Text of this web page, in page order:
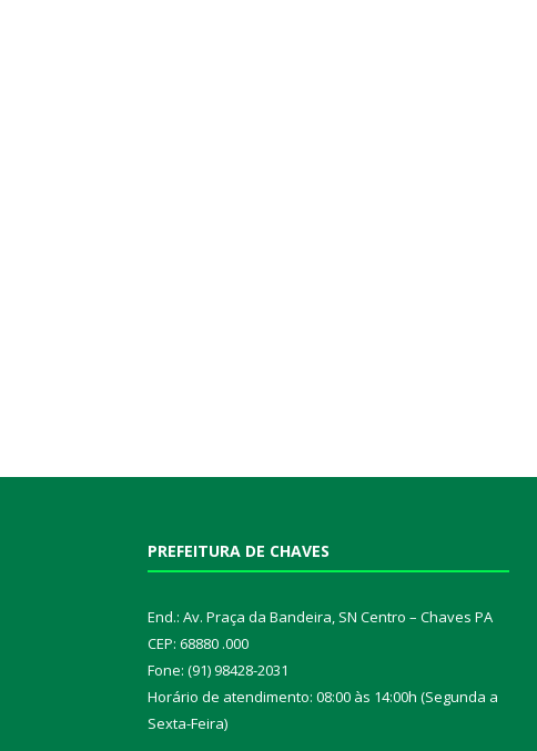
PREFEITURA DE CHAVES
End.: Av. Praça da Bandeira, SN Centro – Chaves PA
CEP: 68880 .000
Fone: (91) 98428-2031
Horário de atendimento: 08:00 às 14:00h (Segunda a
Sexta-Feira)